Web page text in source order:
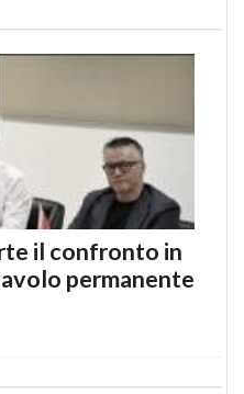
il confronto in
permanente